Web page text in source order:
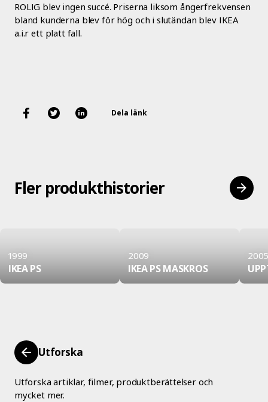
ROLIG blev ingen succé. Priserna liksom ångerfrekvensen
bland kunderna blev för hög och i slutändan blev IKEA
a.i.r ett platt fall.
Dela länk
Fler produkthistorier
1999
IKEA PS
2009
IKEA PS MASKROS
Utforska
Utforska artiklar, filmer, produktberättelser och
mycket mer.